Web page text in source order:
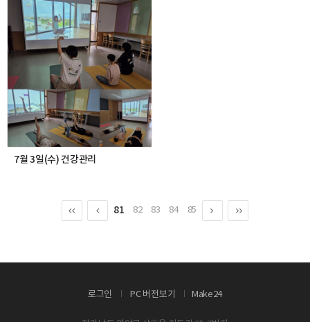
7월 3일(수) 건강관리
81 82 83 84 85
로그인 PC 버전보기 Make24